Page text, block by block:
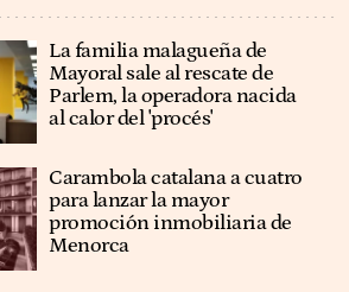
La familia malagueña de
Mayoral sale al rescate de
Parlem, la operadora nacida
al calor del 'procés'
Carambola catalana a cuatro
para lanzar la mayor
promoción inmobiliaria de
Menorca